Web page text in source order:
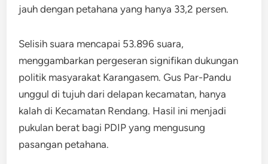
jauh dengan petahana yang hanya 33,2 persen.
Selisih suara mencapai 53.896 suara,
menggambarkan pergeseran signifikan dukungan
politik masyarakat Karangasem. Gus Par-Pandu
unggul di tujuh dari delapan kecamatan, hanya
kalah di Kecamatan Rendang. Hasil ini menjadi
pukulan berat bagi PDIP yang mengusung
pasangan petahana.